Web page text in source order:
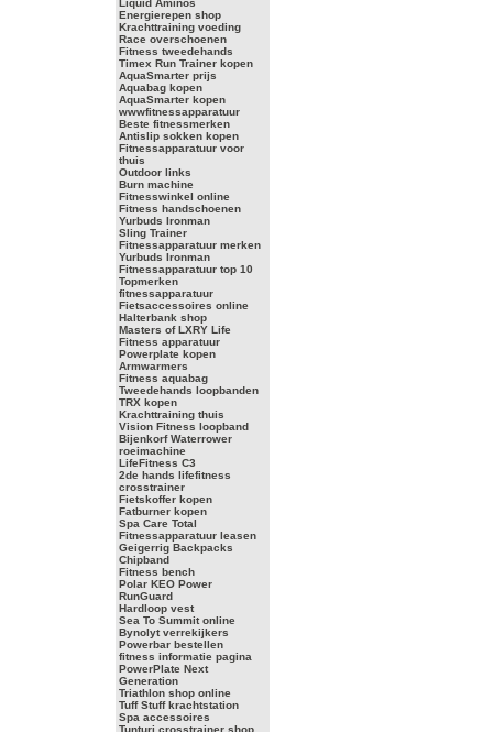
Liquid Aminos
Energierepen shop
Krachttraining voeding
Race overschoenen
Fitness tweedehands
Timex Run Trainer kopen
AquaSmarter prijs
Aquabag kopen
AquaSmarter kopen
wwwfitnessapparatuur
Beste fitnessmerken
Antislip sokken kopen
Fitnessapparatuur voor
thuis
Outdoor links
Burn machine
Fitnesswinkel online
Fitness handschoenen
Yurbuds Ironman
Sling Trainer
Fitnessapparatuur merken
Yurbuds Ironman
Fitnessapparatuur top 10
Topmerken
fitnessapparatuur
Fietsaccessoires online
Halterbank shop
Masters of LXRY Life
Fitness apparatuur
Powerplate kopen
Armwarmers
Fitness aquabag
Tweedehands loopbanden
TRX kopen
Krachttraining thuis
Vision Fitness loopband
Bijenkorf Waterrower
roeimachine
LifeFitness C3
2de hands lifefitness
crosstrainer
Fietskoffer kopen
Fatburner kopen
Spa Care Total
Fitnessapparatuur leasen
Geigerrig Backpacks
Chipband
Fitness bench
Polar KEO Power
RunGuard
Hardloop vest
Sea To Summit online
Bynolyt verrekijkers
Powerbar bestellen
fitness informatie pagina
PowerPlate Next
Generation
Triathlon shop online
Tuff Stuff krachtstation
Spa accessoires
Tunturi crosstrainer shop